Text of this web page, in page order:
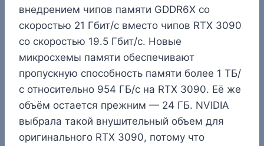
внедрением чипов памяти GDDR6X со
скоростью 21 Гбит/с вместо чипов RTX 3090
со скоростью 19.5 Гбит/с. Новые
микросхемы памяти обеспечивают
пропускную способность памяти более 1 ТБ/
с относительно 954 ГБ/с на RTX 3090. Её же
объём остается прежним — 24 ГБ. NVIDIA
выбрала такой внушительный объем для
оригинального RTX 3090, потому что